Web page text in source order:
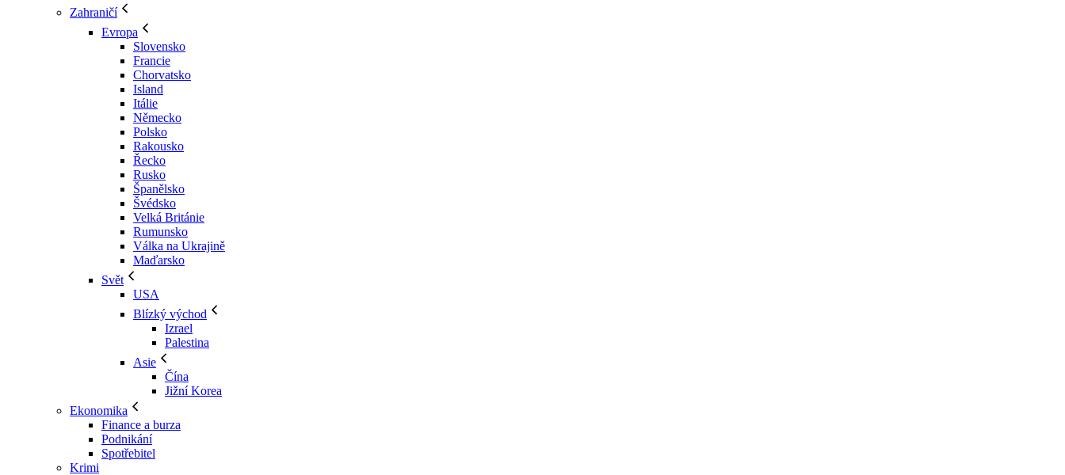
Zahraničí
Evropa
Slovensko
Francie
Chorvatsko
Island
Itálie
Německo
Polsko
Rakousko
Řecko
Rusko
Španělsko
Švédsko
Velká Británie
Rumunsko
Válka na Ukrajině
Maďarsko
Svět
USA
Blízký východ
Izrael
Palestina
Asie
Čína
Jižní Korea
Ekonomika
Finance a burza
Podnikání
Spotřebitel
Krimi